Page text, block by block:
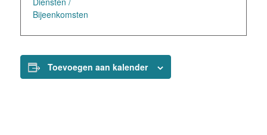
Bijeenkomsten
Toevoegen aan kalender